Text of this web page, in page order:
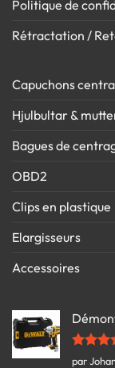
Politique de
Rétractation /
Capuchons
Hjulbultar &
Bagues de
OBD2
Clips en plastique
Elargisseurs
Accessoires
Note5
par